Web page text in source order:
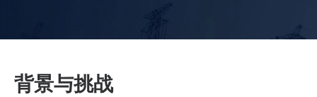
背景与挑战